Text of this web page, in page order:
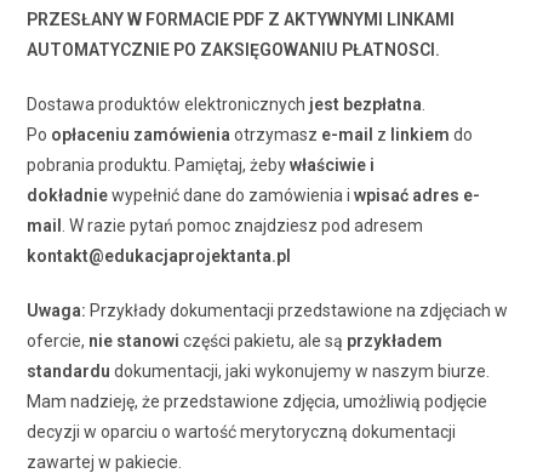
PRZESŁANY W FORMACIE PDF Z AKTYWNYMI LINKAMI
AUTOMATYCZNIE PO ZAKSIĘGOWANIU PŁATNOSCI.
Dostawa produktów elektronicznych jest bezpłatna
Po opłaceniu zamówieniaotrzymasz e-mail z linkiem do
pobrania produktu. Pamiętaj, żebywłaściwie i
dokładniewypełnić dane do zamówienia iwpisać adres e-
mail
. W razie pytań pomoc znajdziesz pod adresem
kontakt@edukacjaprojektanta.pl
Uwaga: Przykłady dokumentacji przedstawione na zdjęciach w
ofercie, nie stanowi części pakietu, ale są przykładem
standardu dokumentacji, jaki wykonujemy w naszym biurze.
Mam nadzieję, że przedstawione zdjęcia, umożliwią podjęcie
decyzji w oparciu o wartość merytoryczną dokumentacji
zawartej w pakiecie.